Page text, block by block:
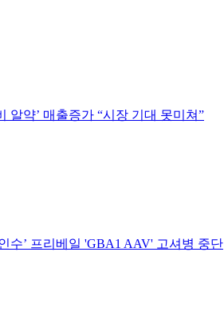
알약’ 매출증가 “시장 기대 못미쳐”
수’ 프리베일 'GBA1 AAV' 고셔병 중단